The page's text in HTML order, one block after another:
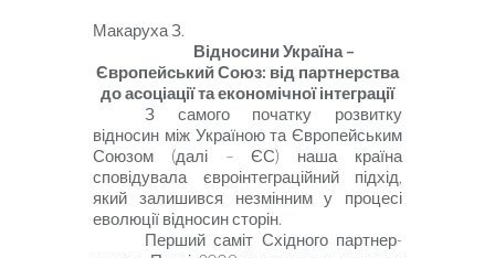
Макаруха З.
Відносини Україна –
Європейський Союз: від партнерства
до асоціації та економічної інтеграції
З самого початку розвитку
відносин між Україною та Європейським
Союзом (далі – ЄС) наша країна
сповідувала євроінтеграційний підхід,
який залишився незмінним у процесі
еволюції відносин сторін.
Перший саміт Східного партнер­